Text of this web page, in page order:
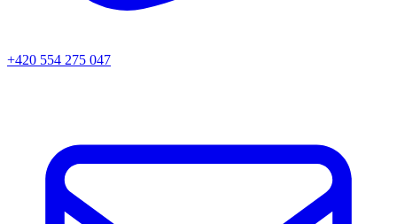
+420 554 275 047